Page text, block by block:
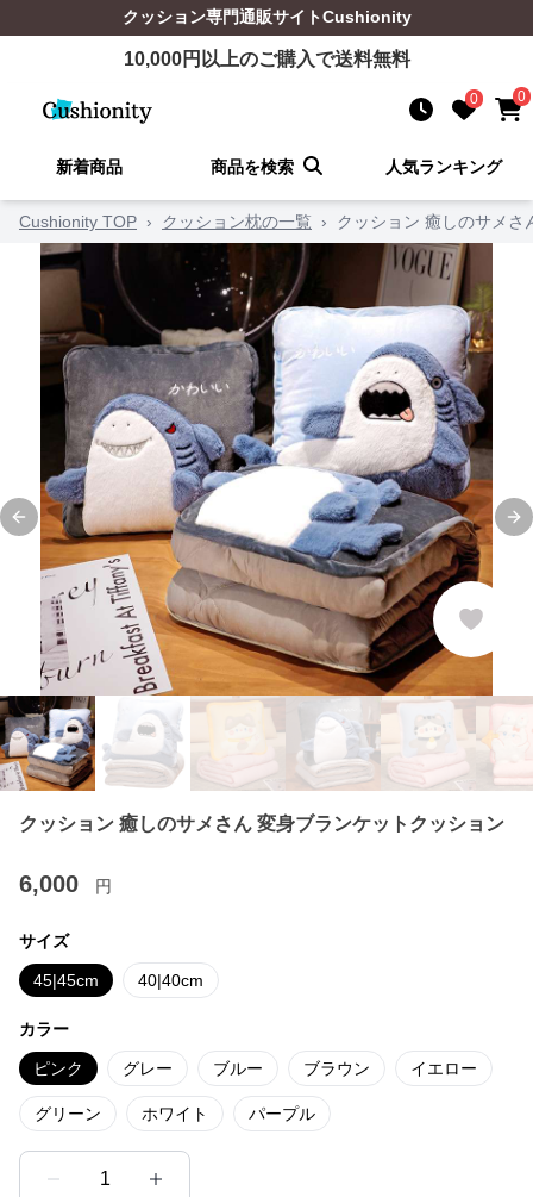
クッション専門通販サイトCushionity
10,000円以上のご購入で送料無料
0 0
新着商品 商品を検索 人気ランキング
Cushionity TOP › クッション枕の一覧 › クッション 癒しのサメさ
Previous slide
クッション 癒しのサメさん 変身ブランケットクッション
6,000 円
サイズ
45|45cm 40|40cm
カラー
ピンク グレー ブルー ブラウン イエロー
グリーン ホワイト パープル
1